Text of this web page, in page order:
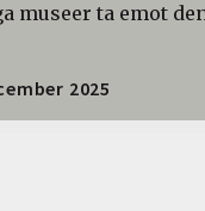
museer ta emot
2025